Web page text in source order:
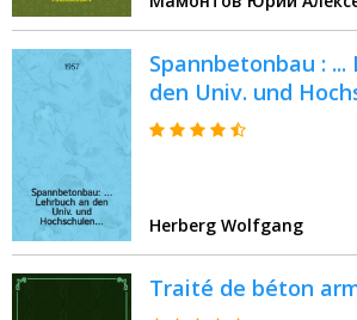
Автореф. дис. на
степ. д.т.н. : Спец.
Spannbetonbau : ...
den Univ. und
Herberg Wolfgang
Traité de béton